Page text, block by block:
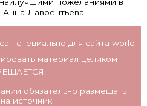
пожеланиями в
Анна Лаврентьева.
специально для сайта world-
материал целиком
обязательно размещать
источник.